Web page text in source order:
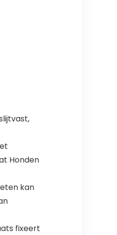
Honden
kan
fixeert